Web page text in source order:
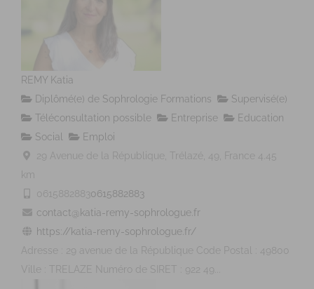
REMY Katia
Diplômé(e) de Sophrologie Formations
Supervisé(e)
Téléconsultation possible
Entreprise
Education
Social
Emploi
29 Avenue de la République, Trélazé, 49, France
4.45
km
06158828830615882883
contact@katia-remy-sophrologue.fr
https://katia-remy-sophrologue.fr/
Adresse : 29 avenue de la République Code Postal : 49800
Ville : TRELAZE Numéro de SIRET : 922 49...